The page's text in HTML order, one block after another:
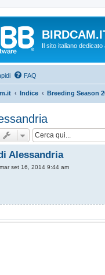
Il sito italiano dedicato
FAQ
Indice Breeding Season
Alessandria
mar set 16, 2014 9:44 am